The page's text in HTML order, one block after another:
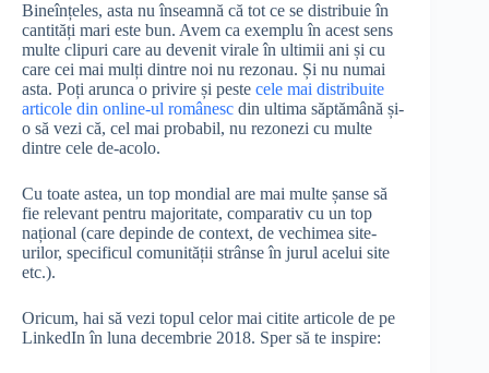
Bineînțeles, asta nu înseamnă că tot ce se distribuie în
cantități mari este bun. Avem ca exemplu în acest sens
multe clipuri care au devenit virale în ultimii ani și cu
care cei mai mulți dintre noi nu rezonau. Și nu numai
asta. Poți arunca o privire și peste cele mai distribuite
articole din online-ul românesc din ultima săptămână și-
o să vezi că, cel mai probabil, nu rezonezi cu multe
dintre cele de-acolo.
Cu toate astea, un top mondial are mai multe șanse să
fie relevant pentru majoritate, comparativ cu un top
național (care depinde de context, de vechimea site-
urilor, specificul comunității strânse în jurul acelui site
etc.).
Oricum, hai să vezi topul celor mai citite articole de pe
LinkedIn în luna decembrie 2018. Sper să te inspire: